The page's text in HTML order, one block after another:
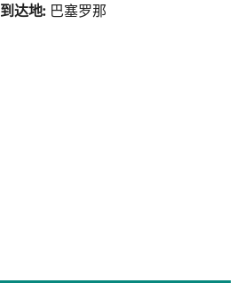
到达地: 巴塞罗那